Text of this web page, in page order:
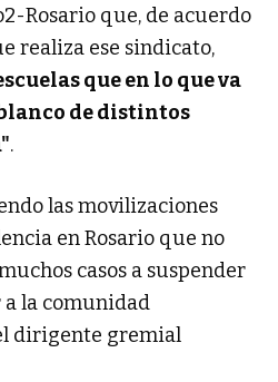
Rosario que, de acuerdo
realiza ese sindicato,
que en lo que va
de distintos
.
las movilizaciones
en Rosario que no
casos a suspender
a la comunidad
dirigente gremial